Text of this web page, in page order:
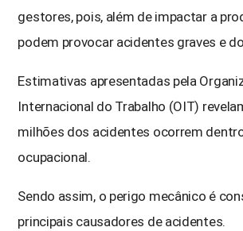
gestores, pois, além de impactar a
podem provocar acidentes graves e
Estimativas apresentadas pela
Internacional do Trabalho (OIT)
milhões dos acidentes ocorrem
ocupacional.
Sendo assim, o perigo mecânico é
principais causadores de acidentes.